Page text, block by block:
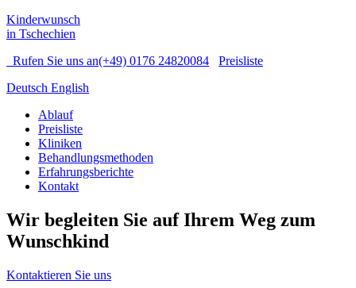
Kinderwunsch
in Tschechien
Rufen Sie uns an(+49) 0176 24820084
Preisliste
Deutsch English
Ablauf
Preisliste
Kliniken
Behandlungsmethoden
Erfahrungsberichte
Kontakt
Wir begleiten Sie auf Ihrem Weg zum
Wunschkind
Kontaktieren Sie uns